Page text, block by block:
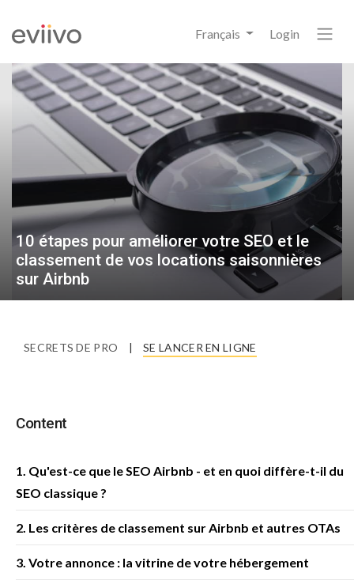
Français Login
10 étapes pour améliorer votre SEO et le
classement de vos locations saisonnières
sur Airbnb
SECRETS DE PRO | SE LANCER EN LIGNE
Content
1. Qu'est-ce que le SEO Airbnb - et en quoi diffère-t-il du
SEO classique ?
2. Les critères de classement sur Airbnb et autres OTAs
3. Votre annonce : la vitrine de votre hébergement